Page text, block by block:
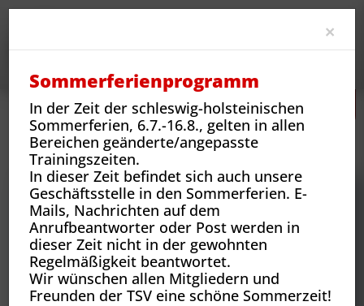
Neues
Vereins-News
Besondere Ehrungen für Ehepaar Hagemeister
×
Sommerferienprogramm
In der Zeit der schleswig-holsteinischen
Sommerferien, 6.7.-16.8., gelten in allen
Bereichen geänderte/angepasste
Trainingszeiten.
In dieser Zeit befindet sich auch unsere
Geschäftsstelle in den Sommerferien. E-
Mails, Nachrichten auf dem
Anrufbeantworter oder Post werden in
dieser Zeit nicht in der gewohnten
Regelmäßigkeit beantwortet.
Wir wünschen allen Mitgliedern und
Freunden der TSV eine schöne Sommerzeit!